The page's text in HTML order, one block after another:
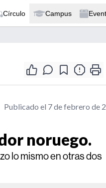
Círculo Campus
Publicado el 7 de febrero de
noruego.
lo mismo en otras dos